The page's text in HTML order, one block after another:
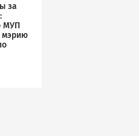
за
МУП
мэрию